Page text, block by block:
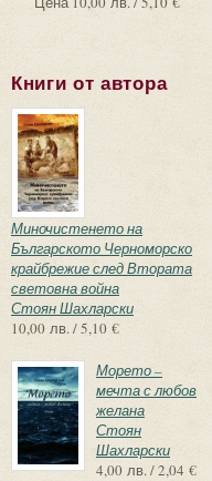
Книги от автора
Миночистенето на
Българското Черноморско
крайбрежие след Втората
световна война
Стоян Шахларски
10,00 лв. / 5,10 €
Морето –
мечта с любов
желана
Стоян
Шахларски
4,00 лв. / 2,04 €